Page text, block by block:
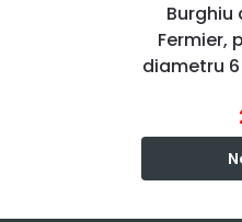
Burghiu
Fermier,
diametru